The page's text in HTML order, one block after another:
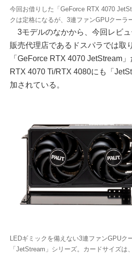
今回お借りした「GeForce RTX 4070
クは定格になるが、3連ファンGPUクーラ
3モデルのなかから、今回レビ
販売代理店であるドスパラでは取
「GeForce RTX 4070 JetStream
RTX 4070 Ti/RTX 4080にも「
加されている。
LEDギミックを備えない3連ファンGPUク
「JetStream」シリーズ。カードサイズは